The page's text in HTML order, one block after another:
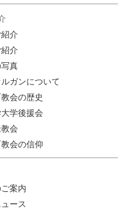
介
介
真
ガンについて
会の歴史
学後援会
会
会の信仰
案内
ース